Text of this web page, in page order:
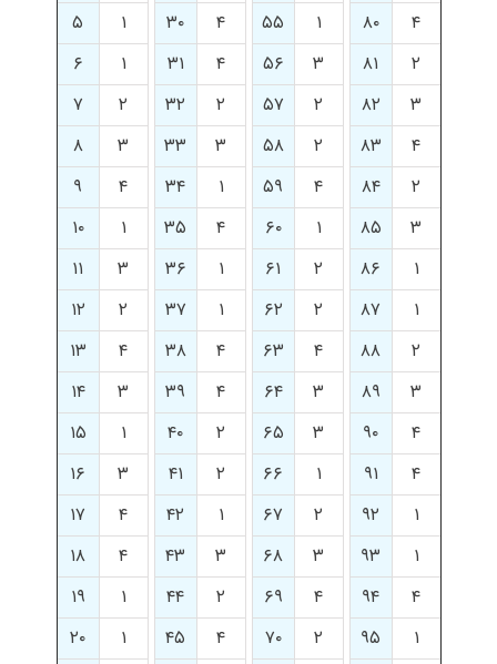
۴
۸۰ ۱ ۵۵ ۴ ۳۰ ۱
۵
۲
۸۱ ۳ ۵۶ ۴ ۳۱ ۱
۶
۳
۸۲ ۲ ۵۷ ۲ ۳۲ ۲
۷
۴
۸۳ ۲ ۵۸ ۳ ۳۳ ۳
۸
۲
۸۴ ۴ ۵۹ ۱ ۳۴ ۴
۹
۳
۸۵ ۱ ۶۰ ۴ ۳۵ ۱
۱۰
۱
۸۶ ۲ ۶۱ ۱ ۳۶ ۳
۱۱
۱
۸۷ ۲ ۶۲ ۱ ۳۷ ۲
۱۲
۲
۸۸ ۴ ۶۳ ۴ ۳۸ ۴
۱۳
۳
۸۹ ۳ ۶۴ ۴ ۳۹ ۳
۱۴
۴
۹۰ ۳ ۶۵ ۲ ۴۰ ۱
۱۵
۴
۹۱ ۱ ۶۶ ۲ ۴۱ ۳
۱۶
۱
۹۲ ۲ ۶۷ ۱ ۴۲ ۴
۱۷
۱
۹۳ ۳ ۶۸ ۳ ۴۳ ۴
۱۸
۴
۹۴ ۴ ۶۹ ۲ ۴۴ ۱
۱۹
۱
۹۵ ۲ ۷۰ ۴ ۴۵ ۱
۲۰